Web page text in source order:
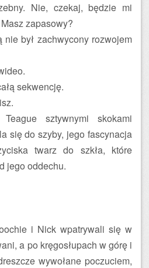
Nie, czekaj, będzie mi
zapasowy?
był zachwycony rozwojem
sekwencję.
sztywnymi skokami
się do szyby, jego fascynacja
twarz do szkła, które
jego oddechu.
i Nick wpatrywali się w
a po kręgosłupach w górę i
wywołane poczuciem,